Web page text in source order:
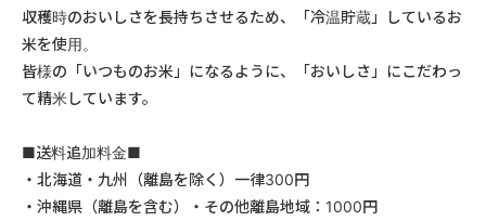
収穫時のおいしさを長持ちさせるため、「冷温貯蔵」しているお
米を使用。
皆様の「いつものお米」になるように、「おいしさ」にこだわっ
て精米しています。
■送料追加料金■
・北海道・九州（離島を除く）一律300円
・沖縄県（離島を含む）・その他離島地域：1000円